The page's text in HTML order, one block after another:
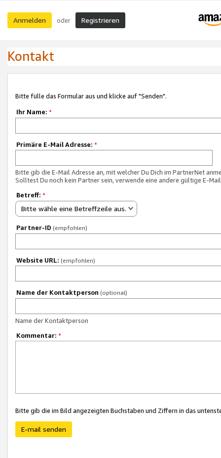
Anmelden oder Registrieren
Kontakt
Bitte fülle das Formular aus und klicke auf "Senden".
Ihr Name: *
Primäre E-Mail Adresse: *
Bitte gib die E-Mail Adresse an, mit welcher Du Dich im PartnerNet
Solltest Du noch kein Partner sein, verwende eine andere gültige E-
Betreff: *
Bitte wähle eine Betreffzeile aus.
Partner-ID (empfohlen)
Website URL: (empfohlen)
Name der Kontaktperson (optional)
Name der Kontaktperson
Kommentar: *
Bitte gib die im Bild angezeigten Buchstaben und Ziffern in das
E-mail senden